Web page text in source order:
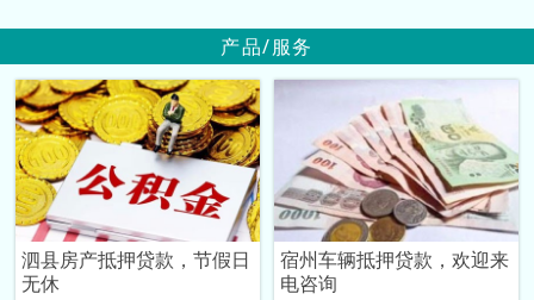
产品/服务
泗县房产抵押贷款，节假日
无休
宿州车辆抵押贷款，欢迎来
电咨询